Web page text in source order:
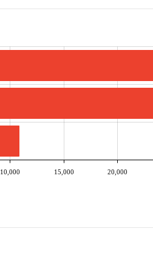
10,000 15,000 20,000